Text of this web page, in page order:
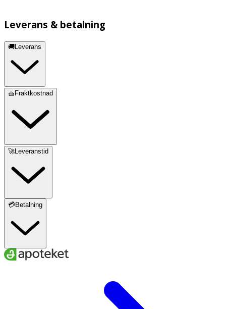
Leverans & betalning
🚚Leverans
🧺Fraktkostnad
🚀Leveranstid
💳Betalning